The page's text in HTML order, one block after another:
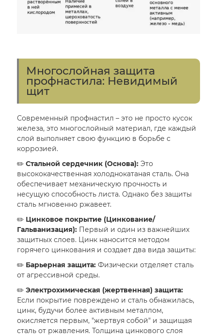
Многослойная защита
профнастила: Невидимый
щит
Современный профнастил – это не просто кусок
железа, это многослойный материал, где каждый
слой выполняет свою функцию в борьбе с
коррозией.
✏️ Стальной сердечник (Основа): Это
высококачественная холоднокатаная сталь. Она
обеспечивает механическую прочность и
несущую способность листа. Однако без защиты
сталь мгновенно ржавеет.
✏️ Цинковое покрытие (Цинкование/
Гальванизация): Первый и один из важнейших
защитных слоев. Цинк наносится методом
горячего цинкования и создает два вида защиты:
✏️ Барьерная защита: Физически отделяет сталь
от агрессивной среды.
✏️ Электрохимическая (жертвенная) защита:
Если покрытие повреждено и сталь обнажилась,
цинк, будучи более активным металлом,
окисляется первым, "жертвуя собой" и защищая
сталь от ржавления. Толщина цинкового слоя